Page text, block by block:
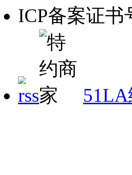
ICP备案证书